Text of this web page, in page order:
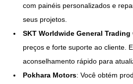
com painéis personalizados e
seus projetos.
SKT Worldwide General Trading
preços e forte suporte ao cliente.
aconselhamento rápido para
Pokhara Motors: Você obtém